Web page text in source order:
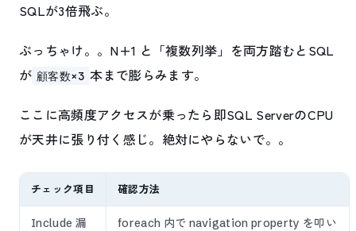
SQLが3倍飛ぶ。
ぶっちゃけ。。N+1 と「複数列挙」を両方踏むとSQL
が 顧客数×3 本まで膨らみます。
ここに高頻度アクセスが乗ったら即SQL ServerのCPU
が天井に張り付く感じ。絶対にやらないで。。
チェック項目 確認方法
Include 漏
foreach 内で navigation property を叩い